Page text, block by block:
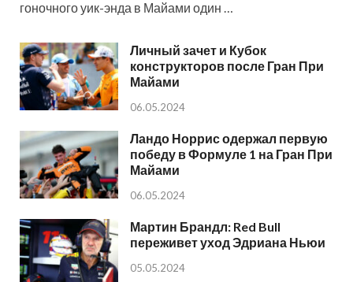
гоночного уик-энда в Майами один …
Личный зачет и Кубок
конструкторов после Гран При
Майами
06.05.2024
Ландо Норрис одержал первую
победу в Формуле 1 на Гран При
Майами
06.05.2024
Мартин Брандл: Red Bull
переживет уход Эдриана Ньюи
05.05.2024